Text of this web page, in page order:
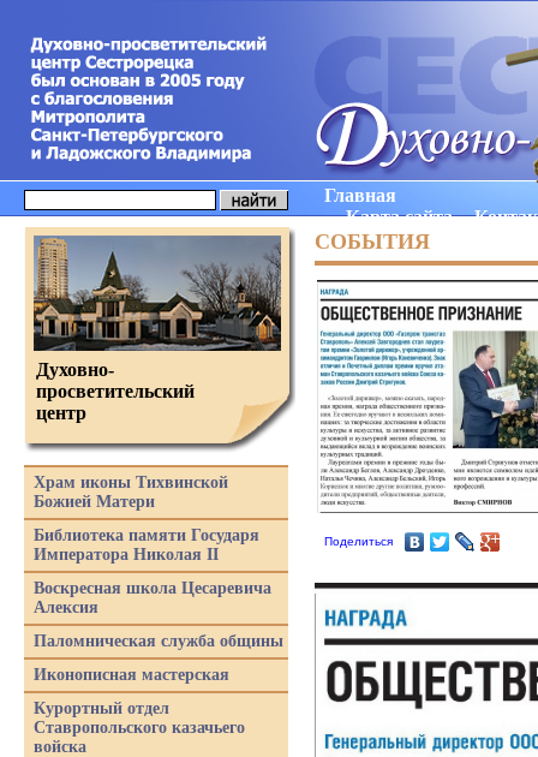
Главная
Карта сайта
СОБЫТИЯ
Поделиться
Духовно-
просветительский
центр
Храм иконы Тихвинской
Божией Матери
Библиотека памяти Государя
Императора Николая II
Воскресная школа Цесаревича
Алексия
Паломническая служба общины
Иконописная мастерская
Курортный отдел
Ставропольского казачьего
войска